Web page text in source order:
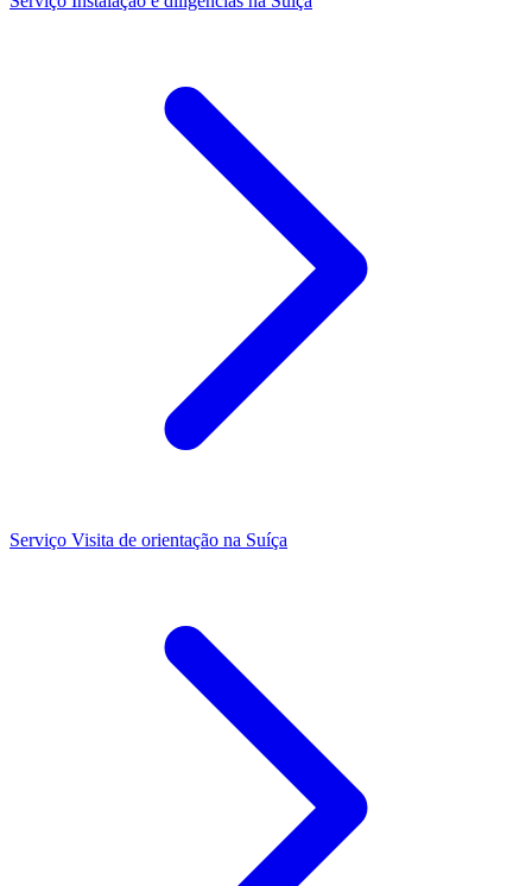
Serviço Visita de orientação na Suíça